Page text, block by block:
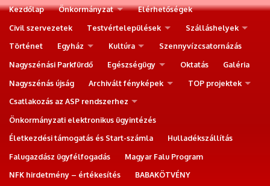
Kezdőlap Önkormányzat
Elérhetőségek
Civil szervezetek
Testvértelepülések
Szálláshelyek
Történet
Egyház Kultúra
Szennyvízcsatornázás
Nagyszénási Parkfürdő
Egészségügy Oktatás
Galéria
Nagyszénás újság
Archivált fényképek
TOP projektek
Csatlakozás az ASP rendszerhez
Önkormányzati elektronikus ügyintézés
Életkezdési támogatás és Start-számla
Hulladékszállítás
Falugazdász ügyfélfogadás
Magyar Falu Program
NFK hirdetmény – értékesítés
BABAKÖTVÉNY